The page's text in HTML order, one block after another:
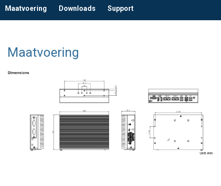
Maatvoering Downloads Support
Maatvoering